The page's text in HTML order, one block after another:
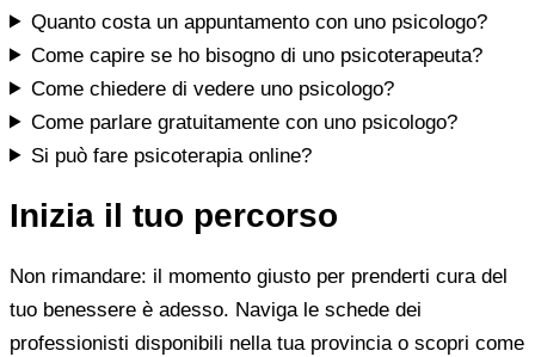
Quanto costa un appuntamento con uno psicologo?
Come capire se ho bisogno di uno psicoterapeuta?
Come chiedere di vedere uno psicologo?
Come parlare gratuitamente con uno psicologo?
Si può fare psicoterapia online?
Inizia il tuo percorso
Non rimandare: il momento giusto per prenderti cura del
tuo benessere è adesso. Naviga le schede dei
professionisti disponibili nella tua provincia o scopri come